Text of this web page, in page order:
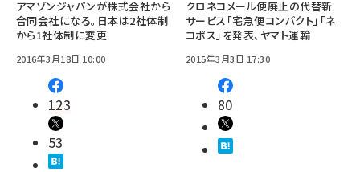
アマゾンジャパンが株式会社から
合同会社になる。日本は2社体制
から1社体制に変更
2016年3月18日 10:00
123
53
クロネコメール便廃止の代替新
サービス「宅急便コンパクト」「ネ
コポス」を発表、ヤマト運輸
2015年3月3日 17:30
80